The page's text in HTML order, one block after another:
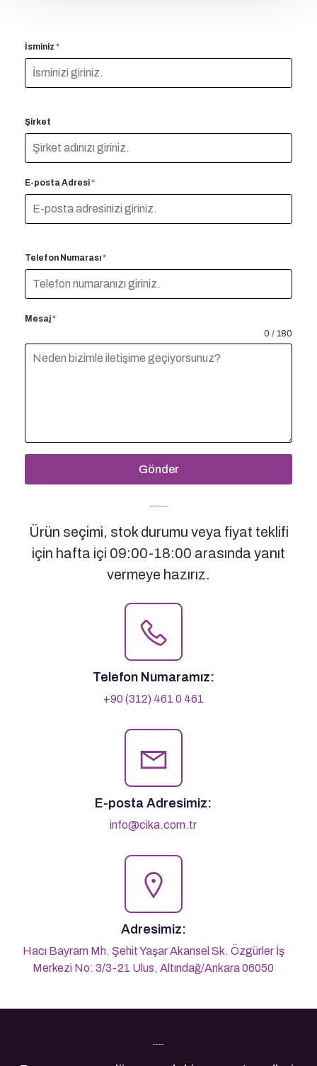
İsminiz *
Şirket
E-posta Adresi*
Telefon Numarası*
Mesaj*
0 / 180
Gönder
Bizimle İletişime Geçin
Ürün seçimi, stok durumu veya fiyat teklifi
için hafta içi 09:00-18:00 arasında yanıt
vermeye hazırız.
Telefon Numaramız:
+90 (312) 461 0 461
E-posta Adresimiz:
info@cika.com.tr
Adresimiz:
Hacı Bayram Mh. Şehit Yaşar Akansel Sk. Özgürler İş
Merkezi No: 3/3-21 Ulus, Altındağ/Ankara 06050
Son Yazılarımız